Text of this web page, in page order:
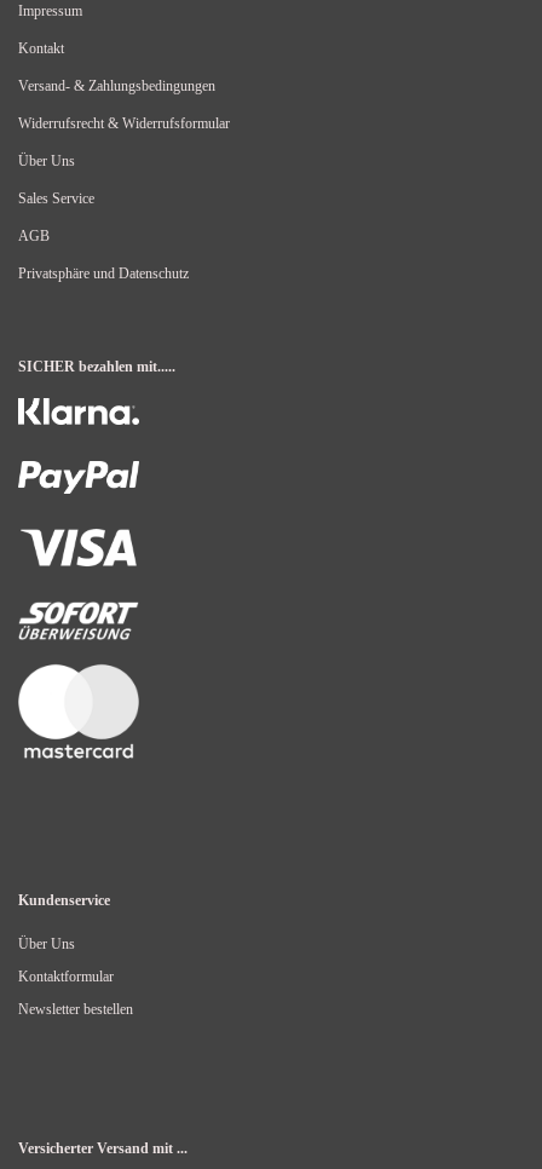
Impressum
Kontakt
Versand- & Zahlungsbedingungen
Widerrufsrecht & Widerrufsformular
Über Uns
Sales Service
AGB
Privatsphäre und Datenschutz
SICHER bezahlen mit.....
Kundenservice
Über Uns
Kontaktformular
Newsletter bestellen
Versicherter Versand mit ...